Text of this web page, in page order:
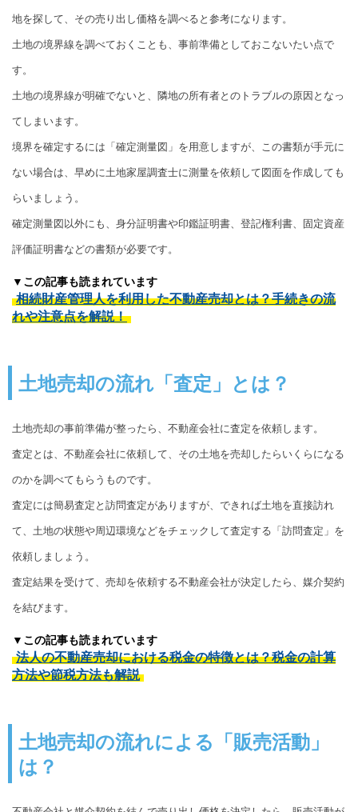
地を探して、その売り出し価格を調べると参考になります。
土地の境界線を調べておくことも、事前準備としておこないたい点で
す。
土地の境界線が明確でないと、隣地の所有者とのトラブルの原因となっ
てしまいます。
境界を確定するには「確定測量図」を用意しますが、この書類が手元に
ない場合は、早めに土地家屋調査士に測量を依頼して図面を作成しても
らいましょう。
確定測量図以外にも、身分証明書や印鑑証明書、登記権利書、固定資産
評価証明書などの書類が必要です。
▼この記事も読まれています
相続財産管理人を利用した不動産売却とは？手続きの流
れや注意点を解説！
土地売却の流れ「査定」とは？
土地売却の事前準備が整ったら、不動産会社に査定を依頼します。
査定とは、不動産会社に依頼して、その土地を売却したらいくらになる
のかを調べてもらうものです。
査定には簡易査定と訪問査定がありますが、できれば土地を直接訪れ
て、土地の状態や周辺環境などをチェックして査定する「訪問査定」を
依頼しましょう。
査定結果を受けて、売却を依頼する不動産会社が決定したら、媒介契約
を結びます。
▼この記事も読まれています
法人の不動産売却における税金の特徴とは？税金の計算
方法や節税方法も解説
土地売却の流れによる「販売活動」
は？